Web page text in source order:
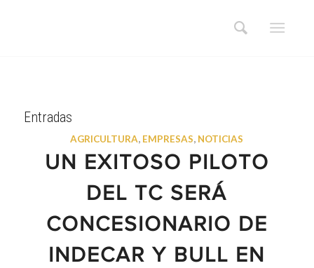
Entradas
AGRICULTURA, EMPRESAS, NOTICIAS
UN EXITOSO PILOTO
DEL TC SERÁ
CONCESIONARIO DE
INDECAR Y BULL EN